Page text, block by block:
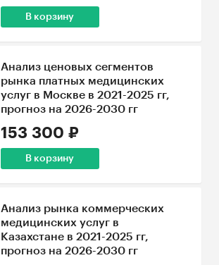
В корзину
Анализ ценовых сегментов
рынка платных медицинских
услуг в Москве в 2021-2025 гг,
прогноз на 2026-2030 гг
153 300 ₽
В корзину
Анализ рынка коммерческих
медицинских услуг в
Казахстане в 2021-2025 гг,
прогноз на 2026-2030 гг